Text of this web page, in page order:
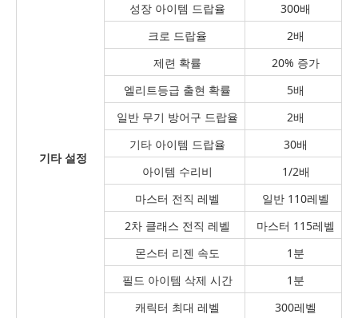
기타 설정
성장 아이템 드랍율
300배
크로 드랍율
2배
제련 확률
20% 증가
엘리트등급 출현 확률
5배
일반 무기 방어구 드랍율
2배
기타 아이템 드랍율
30배
아이템 수리비
1/2배
마스터 전직 레벨
일반 110레벨
2차 클래스 전직 레벨
마스터 115레벨
몬스터 리젠 속도
1분
필드 아이템 삭제 시간
1분
캐릭터 최대 레벨
300레벨